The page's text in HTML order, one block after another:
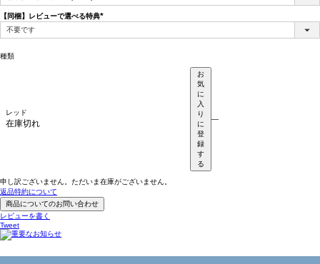
【同梱】レビューで選べる特典
種類
レッド
在庫切れ
お
気
に
入
り
に
登
録
す
る
—
申し訳ございません。ただいま在庫がございません。
返品特約について
商品についてのお問い合わせ
レビューを書く
Tweet